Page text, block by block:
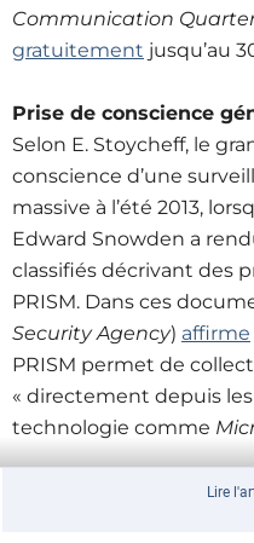
Communication
gratuitement jusqu’au
Prise de conscience
Selon E. Stoycheff, le
conscience d’une
massive à l’été 2013,
Edward Snowden a
classifiés décrivant des
PRISM. Dans ces
Security Agency) affirme
PRISM permet de
« directement depuis
technologie comme
Durant les mois et
Lire